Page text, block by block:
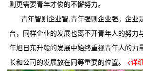
则更需要青年才俊的不懈努力。
青年智则企业智,青年强则企业强。企业
台，同样企业的发展也离不开青年人的努力
年旭日东升般的发展中始终重视青年人的力
长和公司的发展放在同等重要的位置。
<详